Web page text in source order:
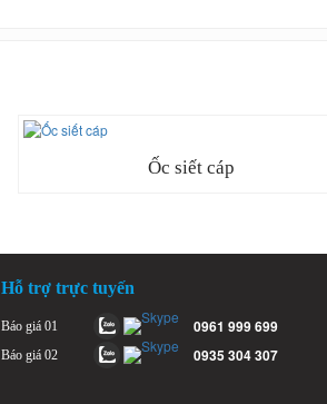
Ốc siết cáp
Hỗ trợ trực tuyến
Báo giá 01 0961 999 699
Báo giá 02 0935 304 307